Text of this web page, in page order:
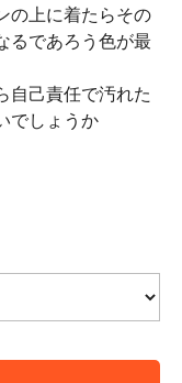
の上に着たらその
るであろう色が最
自己責任で汚れた
でしょうか